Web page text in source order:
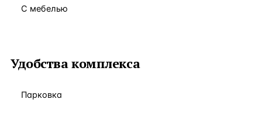
С мебелью
Удобства комплекса
Парковка